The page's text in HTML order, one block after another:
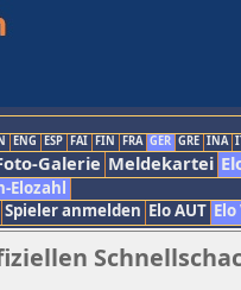
ENG ESP FAI FIN FRA GER GRE INA
Galerie Meldekartei
Elozahl
Spieler anmelden Elo AUT